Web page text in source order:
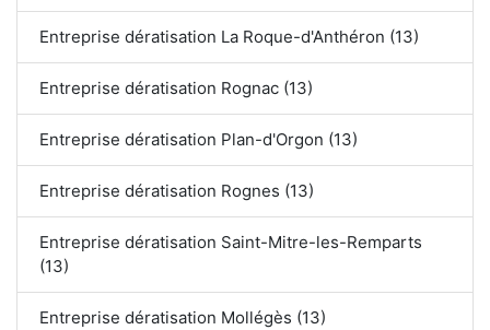
Entreprise dératisation La Roque-d'Anthéron (13)
Entreprise dératisation Rognac (13)
Entreprise dératisation Plan-d'Orgon (13)
Entreprise dératisation Rognes (13)
Entreprise dératisation Saint-Mitre-les-Remparts
(13)
Entreprise dératisation Mollégès (13)